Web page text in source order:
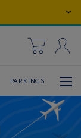
PARKINGS